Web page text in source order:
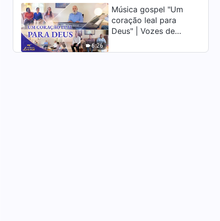
3:24
Musica e louvore "Ofertando
o sacrifício mais caro a Deus"
6:26
Música gospel "Um
coração leal para
Deus" | Vozes de